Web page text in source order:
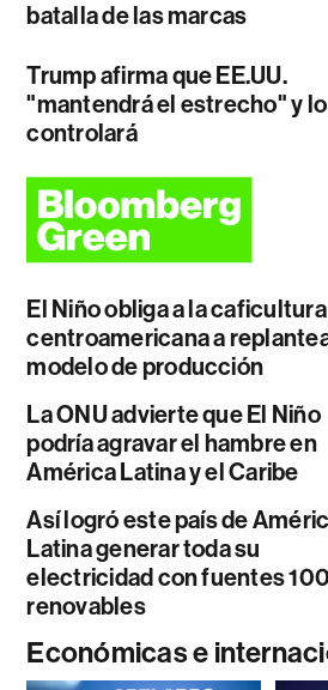
batalla de las marcas
Trump afirma que EE.UU.
"mantendrá el estrecho" y lo
controlará
El Niño obliga a la caficultura
centroamericana a
modelo de producción
La ONU advierte que El Niño
podría agravar el hambre en
América Latina y el Caribe
Así logró este país de
Latina generar toda su
electricidad con fuentes
renovables
Económicas e